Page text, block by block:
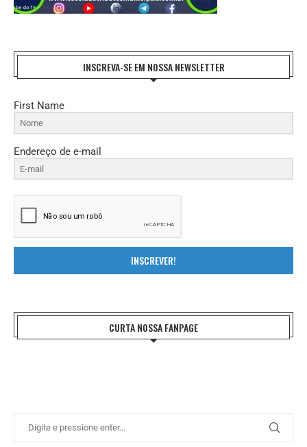
INSCREVA-SE EM NOSSA NEWSLETTER
First Name
Endereço de e-mail
INSCREVER!
CURTA NOSSA FANPAGE